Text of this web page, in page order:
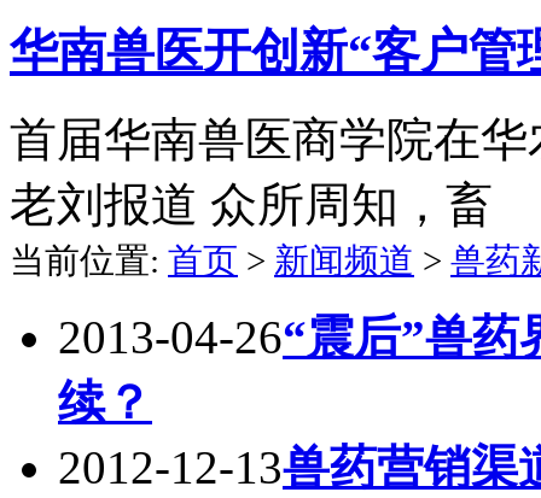
华南兽医开创新“客户管
首届华南兽医商学院在
老刘报道 众所周知，畜
当前位置: 首页 > 新闻频道 > 兽药
2013-04-26“震后”兽药
续？
2012-12-13兽药营销渠